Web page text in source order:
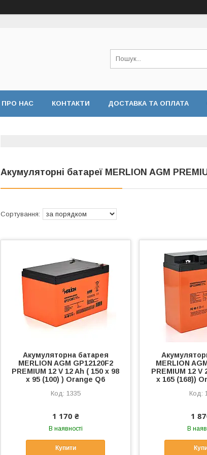
ПРО НАС КОНТАКТИ ДОСТАВКА ТА ОПЛАТА
Акумуляторні батареї MERLION AGM
Акумуляторна батарея
MERLION AGM GP12120F2
PREMIUM 12 V 12 Ah ( 150 x 98
x 95 (100) ) Orange Q6
1335
1 170 ₴
В наявності
Купити
MERLION
PREMIUM 12 V
x 165 (168))
1
В